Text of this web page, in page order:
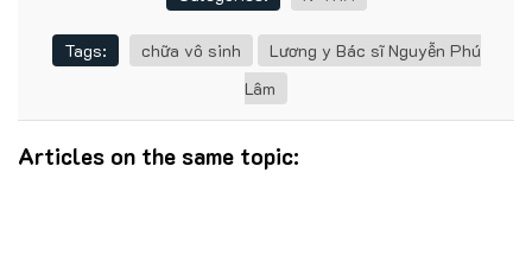
Tags: chữa vô sinh
Lương y Bác sĩ Nguyễn Phú
Lâm
Articles on the same topic: